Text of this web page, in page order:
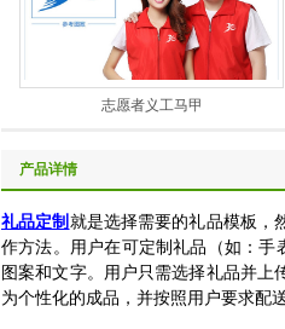
志愿者义工马甲
产品详情
礼品定制 就是选择需要的礼品模板，
作方法。用户在可定制礼品（如：手
图案和文字。用户只需选择礼品并
为个性化的成品，并按照用户要求配